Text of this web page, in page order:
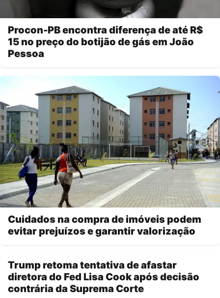
Procon-PB encontra diferença de até R$
15 no preço do botijão de gás em João
Pessoa
Cuidados na compra de imóveis podem
evitar prejuízos e garantir valorização
Trump retoma tentativa de afastar
diretora do Fed Lisa Cook após decisão
contrária da Suprema Corte